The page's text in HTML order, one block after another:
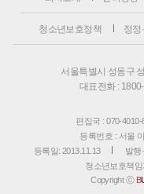
청소년보호정책 정정
서울특별시 성동구
대표전화 :
편집국 : 070-4010-
등록번호 : 서울
등록일: 2013.11.13
발행
청소년보호책
Copyright ⓒ B